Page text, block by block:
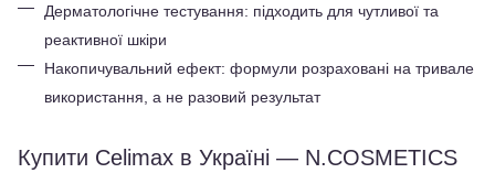
Дерматологічне тестування: підходить для чутливої та
реактивної шкіри
Накопичувальний ефект: формули розраховані на тривале
використання, а не разовий результат
Купити Celimax в Україні — N.COSMETICS